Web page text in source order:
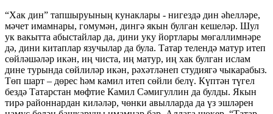
“Хак дин” тапшыруының кунаклары - нигездә дин әһелләре,
мәчет имамнары, гомумән, дингә якын булган кешеләр. Шул
ук вакытта абыстайлар да, дини уку йортлары мөгаллимнәре
дә, дини китаплар язучылар да була. Татар телендә матур итеп
сөйләшәләр икән, иң чиста, иң матур, иң хак булган ислам
дине турында сөйлиләр икән, рәхәтләнеп студиягә чыкарабыз.
Төп шарт – дөрес һәм камил итеп сөйли белү. Күптән түгел
бездә Татарстан мөфтие Камил Сәмигуллин да булды. Якын
тирә районнардан киләләр, чөнки авылларда да үз эшләрен